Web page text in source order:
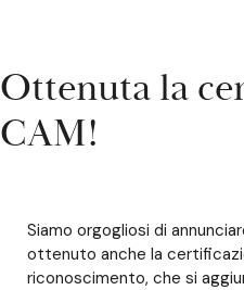
Ottenuta la
CAM!
Siamo orgogliosi di
ottenuto anche la
riconoscimento, che si